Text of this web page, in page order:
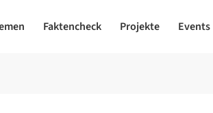
Faktencheck Projekte Events